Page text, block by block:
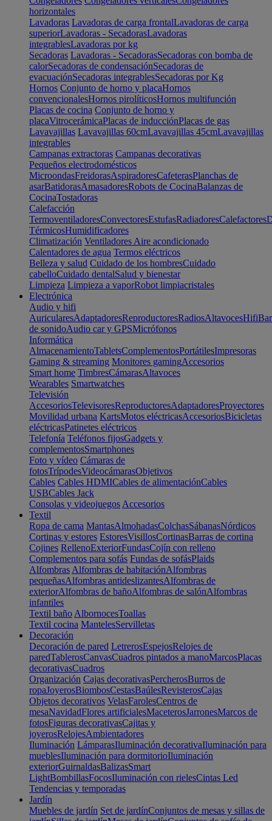
horizontales
Lavadoras Lavadoras de carga frontalLavadoras de carga
superiorLavadoras - SecadorasLavadoras
integrablesLavadoras por kg
Secadoras Lavadoras - SecadorasSecadoras con bomba de
calorSecadoras de condensaciónSecadoras de
evacuaciónSecadoras integrablesSecadoras por Kg
Hornos Conjunto de horno y placaHornos
convencionalesHornos pirolíticosHornos multifunción
Placas de cocina Conjunto de horno y
placaVitrocerámicaPlacas de inducciónPlacas de gas
Lavavajillas Lavavajillas 60cmLavavajillas 45cmLavavajillas
integrables
Campanas extractoras Campanas decorativas
Pequeños electrodomésticos
MicroondasFreidorasAspiradoresCafeterasPlanchas de
asarBatidorasAmasadoresRobots de CocinaBalanzas de
CocinaTostadoras
Calefacción
TermoventiladoresConvectoresEstufasRadiadoresCalefactores
TérmicosHumidificadores
Climatización Ventiladores Aire acondicionado
Calentadores de agua Termos eléctricos
Belleza y salud Cuidado de los hombresCuidado
cabelloCuidado dentalSalud y bienestar
Limpieza Limpieza a vaporRobot limpiacristales
Electrónica
Audio y hifi
AuricularesAdaptadoresReproductoresRadiosAltavocesHifi
de sonidoAudio car y GPSMicrófonos
Informática
AlmacenamientoTabletsComplementosPortátilesImpresoras
Gaming & streaming Monitores gamingAccesorios
Smart home TimbresCámarasAltavoces
Wearables Smartwatches
Televisión
AccesoriosTelevisoresReproductoresAdaptadoresProyectores
Movilidad urbana KartsMotos eléctricasAccesoriosBicicletas
eléctricasPatinetes eléctricos
Telefonía Teléfonos fijosGadgets y
complementosSmartphones
Foto y vídeo Cámaras de
fotosTrípodesVideocámarasObjetivos
Cables Cables HDMICables de alimentaciónCables
USBCables Jack
Consolas y videojuegos Accesorios
Textil
Ropa de cama MantasAlmohadasColchasSábanasNórdicos
Cortinas y estores EstoresVisillosCortinasBarras de cortina
Cojines RellenoExteriorFundasCojín con relleno
Complementos para sofás Fundas de sofásPlaids
Alfombras Alfombras de habitaciónAlfombras
pequeñasAlfombras antideslizantesAlfombras de
exteriorAlfombras de bañoAlfombras de salónAlfombras
infantiles
Textil baño AlbornocesToallas
Textil cocina MantelesServilletas
Decoración
Decoración de pared LetrerosEspejosRelojes de
paredTablerosCanvasCuadros pintados a manoMarcosPlacas
decorativasCuadros
Organización Cajas decorativasPercherosBurros de
ropaJoyerosBiombosCestasBaúlesRevisterosCajas
Objetos decorativos VelasFarolesCentros de
mesaNavidadFlores artificialesMaceterosJarronesMarcos de
fotosFiguras decorativasCajitas y
joyerosRelojesAmbientadores
Iluminación LámparasIluminación decorativaIluminación para
mueblesIluminación para dormitorioIluminación
exteriorGuirnaldasBalizasSmart
LightBombillasFocosIluminación con rielesCintas Led
Tendencias y temporadas
Jardín
Muebles de jardín Set de jardínConjuntos de mesas y sillas de